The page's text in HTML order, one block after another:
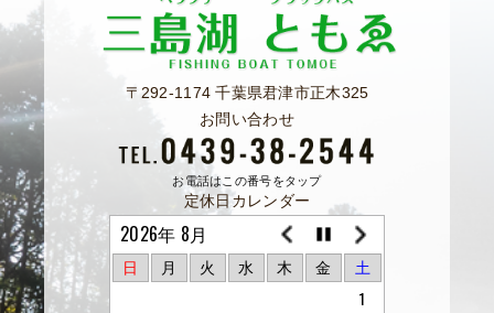
〒292-1174 千葉県君津市正木325
お問い合わせ
お電話はこの番号をタップ
定休日カレンダー
2026年 8月
日 月 火 水 木 金 土
1